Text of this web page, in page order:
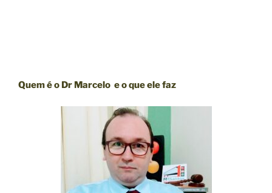
Quem é o Dr Marcelo e o que ele faz